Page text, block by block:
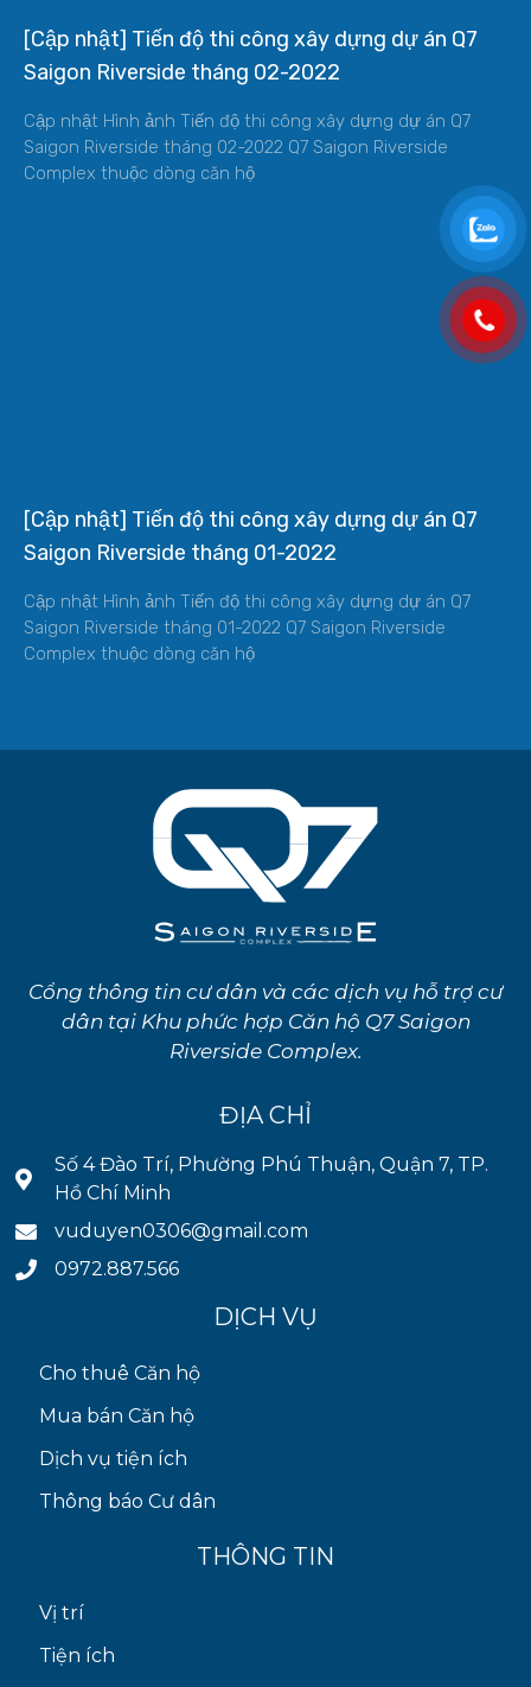
[Cập nhật] Tiến độ thi công xây dựng dự án Q7
Saigon Riverside tháng 02-2022
Cập nhật Hình ảnh Tiến độ thi công xây dựng dự án Q7
Saigon Riverside tháng 02-2022 Q7 Saigon Riverside
Complex thuộc dòng căn hộ
[Cập nhật] Tiến độ thi công xây dựng dự án Q7
Saigon Riverside tháng 01-2022
Cập nhật Hình ảnh Tiến độ thi công xây dựng dự án Q7
Saigon Riverside tháng 01-2022 Q7 Saigon Riverside
Complex thuộc dòng căn hộ
Cổng thông tin cư dân và các dịch vụ hỗ trợ cư
dân tại Khu phức hợp Căn hộ Q7 Saigon
Riverside Complex.
ĐỊA CHỈ
Số 4 Đào Trí, Phường Phú Thuận, Quận 7, TP.
Hồ Chí Minh
vuduyen0306@gmail.com
0972.887.566
DỊCH VỤ
Cho thuê Căn hộ
Mua bán Căn hộ
Dịch vụ tiện ích
Thông báo Cư dân
THÔNG TIN
Vị trí
Tiện ích